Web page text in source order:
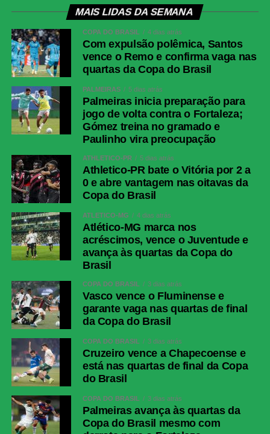
(Hércules); Kevin Serna (Canobbio), Soteldo
(Luciano Acosta) e Rodrigo Castillo
(Hulk).Técnico: Luis Zubeldía
COMENTE ABAIXO:
WhatsApp
Facebook
Twitter
Messenger
LinkedIn
Share
MAIS LIDAS DA SEMANA
COPA DO BRASIL 4 dias atrás
Com expulsão polêmica, Santos
vence o Remo e confirma vaga nas
quartas da Copa do Brasil
PALMEIRAS 5 dias atrás
Palmeiras inicia preparação para
jogo de volta contra o Fortaleza;
Gómez treina no gramado e
Paulinho vira preocupação
ATHLETICO-PR 5 dias atrás
Athletico-PR bate o Vitória por 2 a
0 e abre vantagem nas oitavas da
Copa do Brasil
ATLÉTICO-MG 4 dias atrás
Atlético-MG marca nos
acréscimos, vence o Juventude e
avança às quartas da Copa do
Brasil
COPA DO BRASIL 3 dias atrás
Vasco vence o Fluminense e
garante vaga nas quartas de final
da Copa do Brasil
COPA DO BRASIL 3 dias atrás
Cruzeiro vence a Chapecoense e
está nas quartas de final da Copa
do Brasil
COPA DO BRASIL 3 dias atrás
Palmeiras avança às quartas da
Copa do Brasil mesmo com